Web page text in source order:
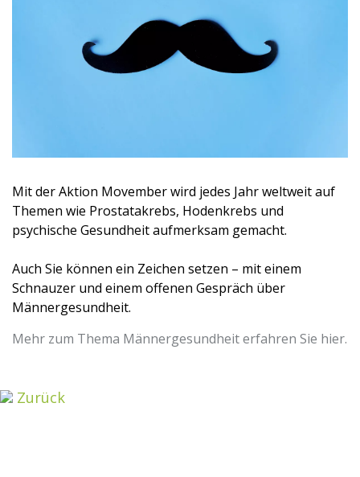
Mit der Aktion Movember wird jedes Jahr weltweit auf
Themen wie Prostatakrebs, Hodenkrebs und
psychische Gesundheit aufmerksam gemacht.
Auch Sie können ein Zeichen setzen – mit einem
Schnauzer und einem offenen Gespräch über
Männergesundheit.
Mehr zum Thema Männergesundheit erfahren Sie hier.
Zurück